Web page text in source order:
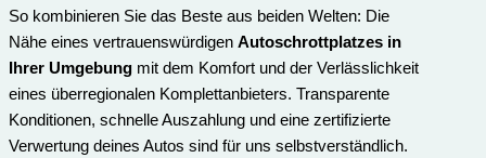
So kombinieren Sie das Beste aus beiden Welten: Die
Nähe eines vertrauenswürdigen Autoschrottplatzes in
Ihrer Umgebung mit dem Komfort und der Verlässlichkeit
eines überregionalen Komplettanbieters. Transparente
Konditionen, schnelle Auszahlung und eine zertifizierte
Verwertung deines Autos sind für uns selbstverständlich.